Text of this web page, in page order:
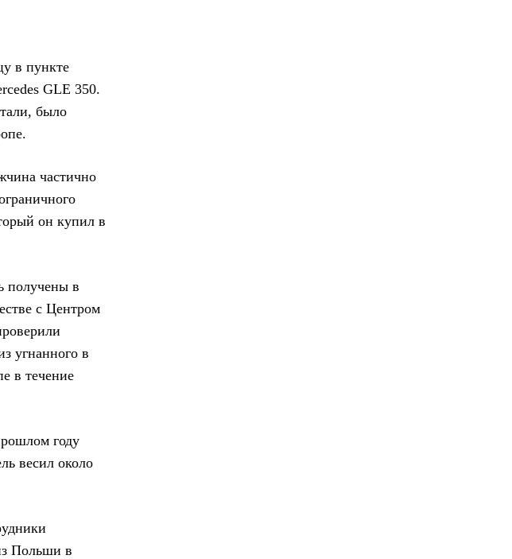
в пункте
GLE 350.
было
частично
он купил в
получены в
с Центром
угнанного в
в течение
году
весил около
Польши в